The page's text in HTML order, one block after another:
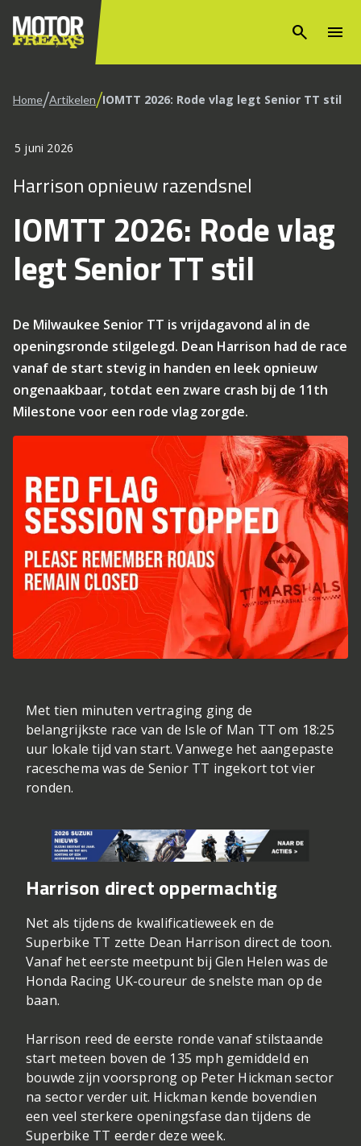
search menu
Home/Artikelen/IOMTT 2026: Rode vlag legt Senior TT stil
5 juni 2026
Harrison opnieuw razendsnel
IOMTT 2026: Rode vlag
legt Senior TT stil
De Milwaukee Senior TT is vrijdagavond al in de
openingsronde stilgelegd. Dean Harrison had de race
vanaf de start stevig in handen en leek opnieuw
ongenaakbaar, totdat een zware crash bij de 11th
Milestone voor een rode vlag zorgde.
Met tien minuten vertraging ging de
belangrijkste race van de Isle of Man TT om 18:25
uur lokale tijd van start. Vanwege het aangepaste
raceschema was de Senior TT ingekort tot vier
ronden.
Harrison direct oppermachtig
Net als tijdens de kwalificatieweek en de
Superbike TT zette Dean Harrison direct de toon.
Vanaf het eerste meetpunt bij Glen Helen was de
Honda Racing UK-coureur de snelste man op de
baan.
Harrison reed de eerste ronde vanaf stilstaande
start meteen boven de 135 mph gemiddeld en
bouwde zijn voorsprong op Peter Hickman sector
na sector verder uit. Hickman kende bovendien
een veel sterkere openingsfase dan tijdens de
Superbike TT eerder deze week.